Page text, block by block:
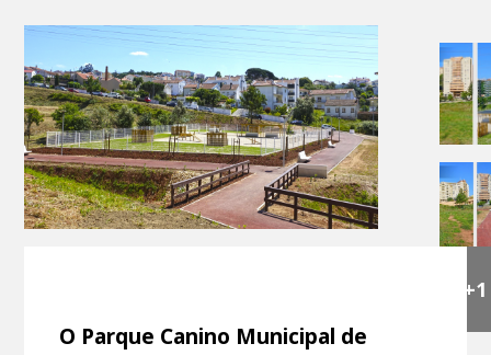
+1
O Parque Canino Municipal de